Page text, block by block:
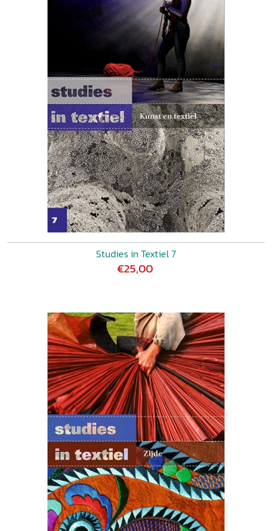
Studies in Textiel 7
€25,00